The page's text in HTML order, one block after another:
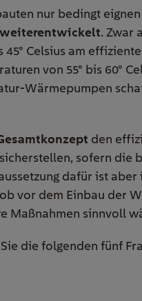
nur bedingt
weiterentwickelt. Zwar
Celsius am
von 55° bis 60°
Wärmepumpen
den
sofern die
dafür ist aber
vor dem Einbau der
Maßnahmen sinnvoll
die folgenden fünf